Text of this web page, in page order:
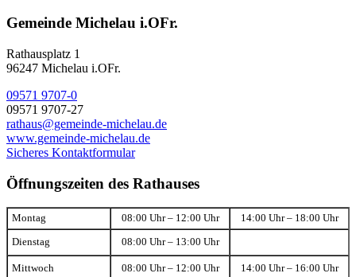
Gemeinde Michelau i.OFr.
Rathausplatz 1
96247 Michelau i.OFr.
09571 9707-0
09571 9707-27
rathaus@gemeinde-michelau.de
www.gemeinde-michelau.de
Sicheres Kontaktformular
Öffnungszeiten des Rathauses
Montag 08:00 Uhr – 12:00 Uhr 14:00 Uhr – 18:00 Uhr
Dienstag 08:00 Uhr – 13:00 Uhr
Mittwoch 08:00 Uhr – 12:00 Uhr 14:00 Uhr – 16:00 Uhr